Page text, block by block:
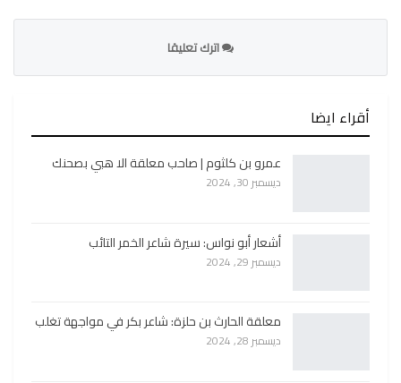
اترك تعليقا
أقراء ايضا
عمرو بن كلثوم | صاحب معلقة الا هبي بصحنك
ديسمبر 30, 2024
أشعار أبو نواس: سيرة شاعر الخمر التائب
ديسمبر 29, 2024
معلقة الحارث بن حلزة: شاعر بكر في مواجهة تغلب
ديسمبر 28, 2024